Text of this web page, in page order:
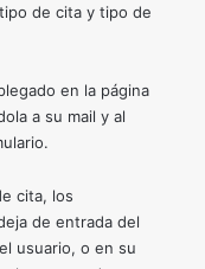
de cita y tipo de
en la página
a su mail y al
cita, los
de entrada del
usuario, o en su